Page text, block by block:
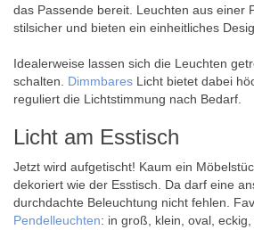
das Passende bereit. Leuchten aus einer
stilsicher und bieten ein einheitliches
Idealerweise lassen sich die Leuchten
schalten. Dimmbares Licht bietet dabei
reguliert die Lichtstimmung nach Bedarf.
Licht am Esstisch
Jetzt wird aufgetischt! Kaum ein
dekoriert wie der Esstisch. Da darf eine
durchdachte Beleuchtung nicht fehlen.
Pendelleuchten: in groß, klein, oval,